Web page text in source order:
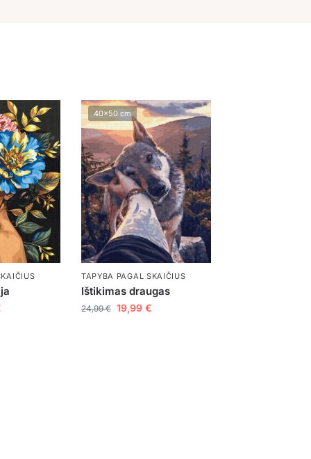
40x50 cm
TAPYBA PAGAL SKAIČIUS
Ištikimas draugas
24,99€ 19,99 €